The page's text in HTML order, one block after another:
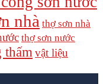
nhà thợ sơn nhà
thợ sơn nước
thấm vật liệu